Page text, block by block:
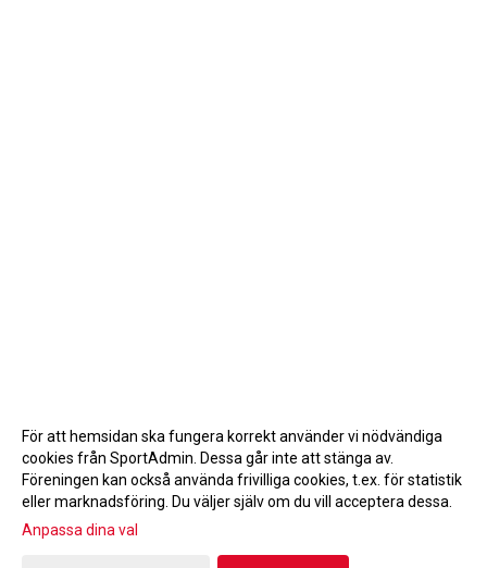
Gå till Webbversion
För att hemsidan ska fungera korrekt använder vi nödvändiga
cookies från SportAdmin. Dessa går inte att stänga av.
Föreningen kan också använda frivilliga cookies, t.ex. för statistik
eller marknadsföring. Du väljer själv om du vill acceptera dessa.
Anpassa dina val